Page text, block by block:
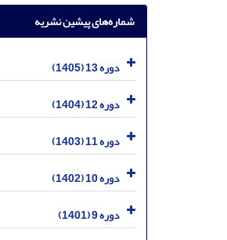
شماره‌های پیشین نشریه
دوره 13 (1405)
دوره 12 (1404)
دوره 11 (1403)
دوره 10 (1402)
دوره 9 (1401)